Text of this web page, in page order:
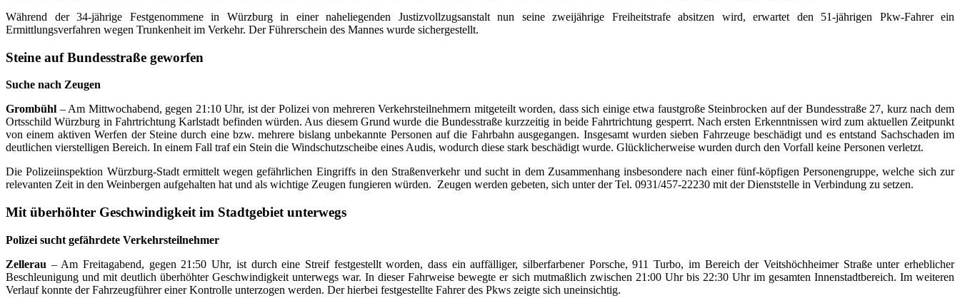
Während der 34-jährige Festgenommene in Würzburg in einer naheliegenden Justizvollzugsanstalt nun seine zweijährige Freiheitstrafe absitzen wird, erwartet den 51-jährigen Pkw-Fahrer ein
Ermittlungsverfahren wegen Trunkenheit im Verkehr. Der Führerschein des Mannes wurde sichergestellt.
Steine auf Bundesstraße geworfen
Suche nach Zeugen
Grombühl – Am Mittwochabend, gegen 21:10 Uhr, ist der Polizei von mehreren Verkehrsteilnehmern mitgeteilt worden, dass sich einige etwa faustgroße Steinbrocken auf der Bundesstraße 27, kurz nach dem
Ortsschild Würzburg in Fahrtrichtung Karlstadt befinden würden. Aus diesem Grund wurde die Bundesstraße kurzzeitig in beide Fahrtrichtung gesperrt. Nach ersten Erkenntnissen wird zum aktuellen Zeitpunkt
von einem aktiven Werfen der Steine durch eine bzw. mehrere bislang unbekannte Personen auf die Fahrbahn ausgegangen. Insgesamt wurden sieben Fahrzeuge beschädigt und es entstand Sachschaden im
deutlichen vierstelligen Bereich. In einem Fall traf ein Stein die Windschutzscheibe eines Audis, wodurch diese stark beschädigt wurde. Glücklicherweise wurden durch den Vorfall keine Personen verletzt.
Die Polizeiinspektion Würzburg-Stadt ermittelt wegen gefährlichen Eingriffs in den Straßenverkehr und sucht in dem Zusammenhang insbesondere nach einer fünf-köpfigen Personengruppe, welche sich zur
relevanten Zeit in den Weinbergen aufgehalten hat und als wichtige Zeugen fungieren würden. Zeugen werden gebeten, sich unter der Tel. 0931/457-22230 mit der Dienststelle in Verbindung zu setzen.
Mit überhöhter Geschwindigkeit im Stadtgebiet unterwegs
Polizei sucht gefährdete Verkehrsteilnehmer
Zellerau – Am Freitagabend, gegen 21:50 Uhr, ist durch eine Streif festgestellt worden, dass ein auffälliger, silberfarbener Porsche, 911 Turbo, im Bereich der Veitshöchheimer Straße unter erheblicher
Beschleunigung und mit deutlich überhöhter Geschwindigkeit unterwegs war. In dieser Fahrweise bewegte er sich mutmaßlich zwischen 21:00 Uhr bis 22:30 Uhr im gesamten Innenstadtbereich. Im weiteren
Verlauf konnte der Fahrzeugführer einer Kontrolle unterzogen werden. Der hierbei festgestellte Fahrer des Pkws zeigte sich uneinsichtig.